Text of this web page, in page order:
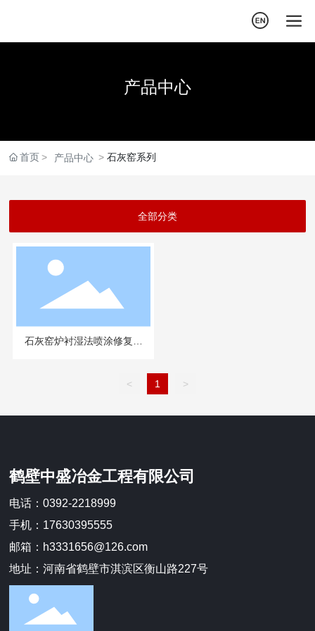
产品中心
首页 产品中心 石灰窑系列
全部分类
石灰窑炉衬湿法喷涂修复技
< 1 >
鹤壁中盛冶金工程有限公司
电话：0392-2218999
手机：17630395555
邮箱：h3331656@126.com
地址：河南省鹤壁市淇滨区衡山路227号